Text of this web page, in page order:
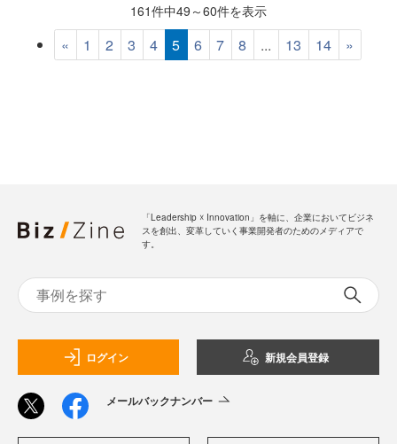
161件中49～60件を表示
« 1 2 3 4 5 6 7 8 ... 13 14 »
「Leadership ☓ Innovation」を軸に、企業においてビジネ
スを創出、変革していく事業開発者のためのメディアで
す。
ログイン 新規会員登録
メールバックナンバー